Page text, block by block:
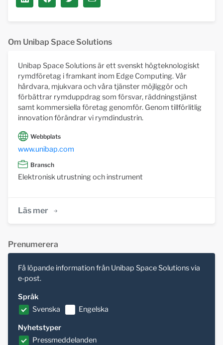
Om Unibap Space Solutions
Unibap Space Solutions är ett svenskt högteknologiskt
rymdföretag i framkant inom Edge Computing. Vår
hårdvara, mjukvara och våra tjänster möjliggör och
förbättrar rymduppdrag som försvar, räddningstjänst
samt kommersiella företag genomför. Genom tillförlitlig
innovation förändrar vi rymdindustrin.
Webbplats
www.unibap.com
Bransch
Elektronisk utrustning och instrument
Läs mer
Prenumerera
Få löpande information från Unibap Space Solutions via
e-post.
Språk
Svenska
Engelska
Nyhetstyper
Pressmeddelanden